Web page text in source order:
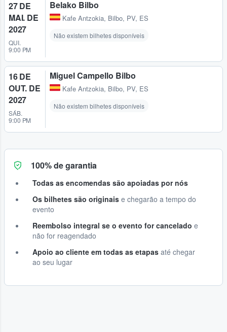
27 DE
MAI. DE
2027
QUI.
9:00 PM
Belako Bilbo
Kafe Antzokia, Bilbo, PV, ES
Não existem bilhetes disponíveis
16 DE
OUT. DE
2027
SÁB.
9:00 PM
Miguel Campello Bilbo
Kafe Antzokia, Bilbo, PV, ES
Não existem bilhetes disponíveis
100% de garantia
Todas as encomendas são apoiadas por nós
Os bilhetes são originais e chegarão a tempo do
evento
Reembolso integral se o evento for cancelado e
não for reagendado
Apoio ao cliente em todas as etapas até chegar
ao seu lugar